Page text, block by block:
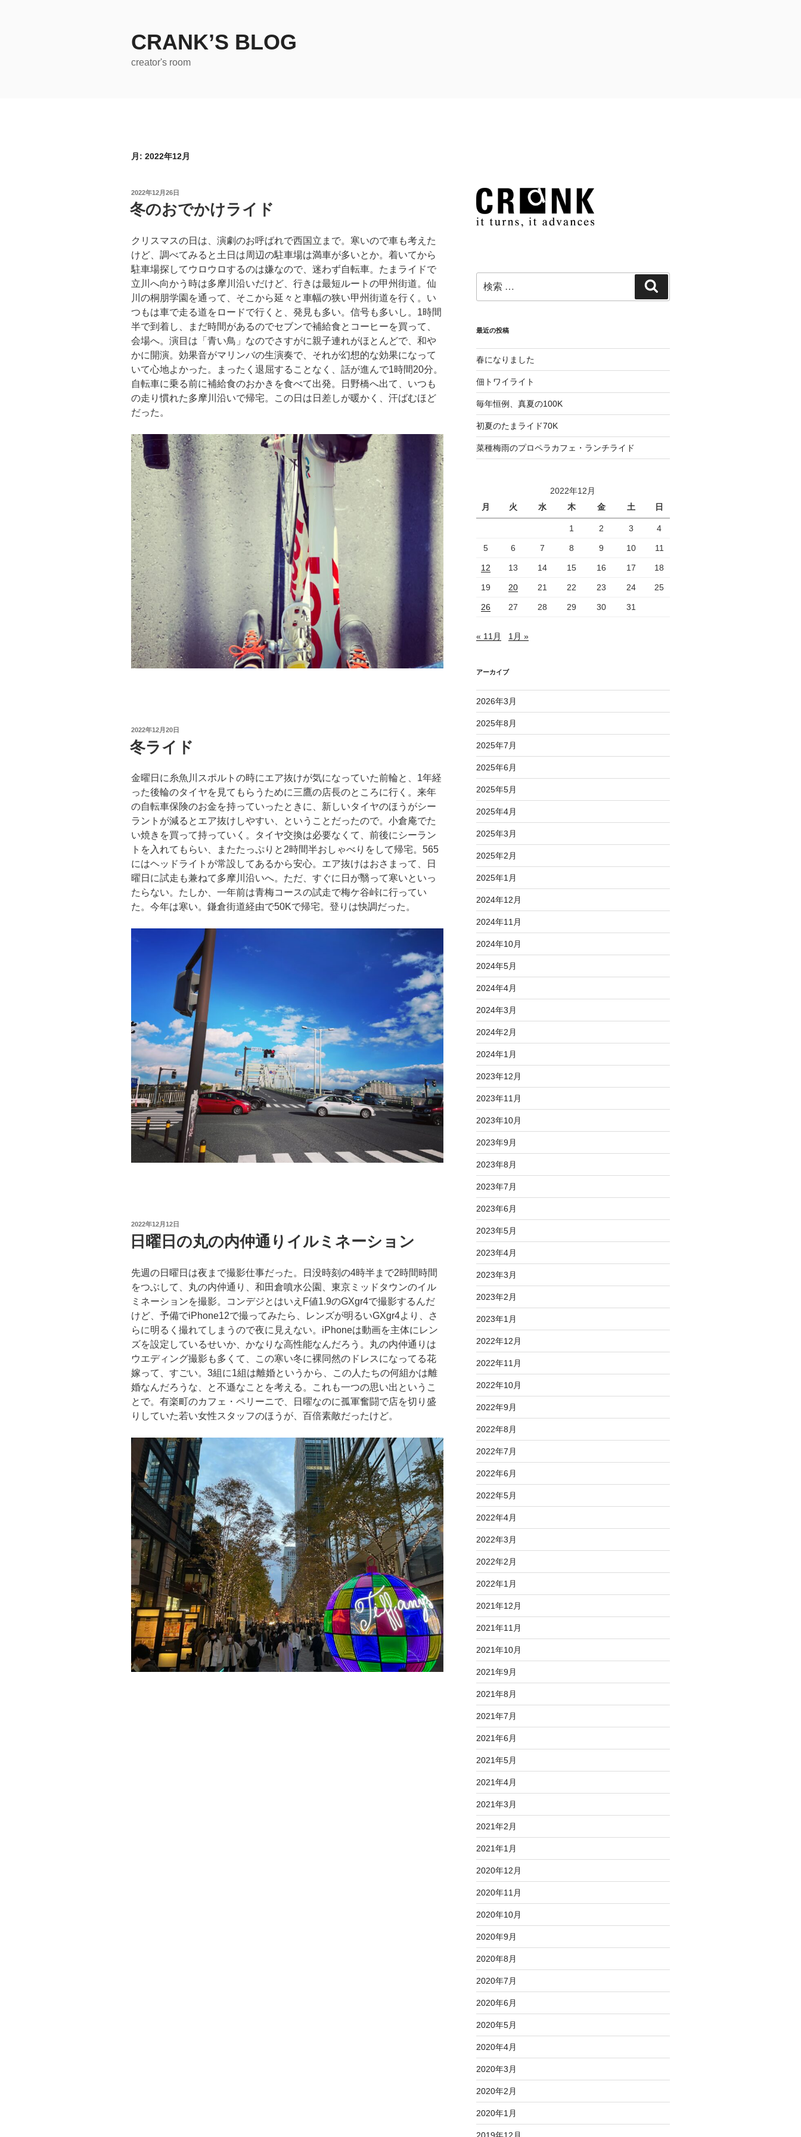
CRANK’S BLOG
creator's room
月: 2022年12月
投
稿
日:
2022年12月26日
冬のおでかけライド
クリスマスの日は、演劇のお呼ばれで西国立まで。寒いので車も考えた
けど、調べてみると土日は周辺の駐車場は満車が多いとか。着いてから
駐車場探してウロウロするのは嫌なので、迷わず自転車。たまライドで
立川へ向かう時は多摩川沿いだけど、行きは最短ルートの甲州街道。仙
川の桐朋学園を通って、そこから延々と車幅の狭い甲州街道を行く。い
つもは車で走る道をロードで行くと、発見も多い。信号も多いし。1時間
半で到着し、まだ時間があるのでセブンで補給食とコーヒーを買って、
会場へ。演目は「青い鳥」なのでさすがに親子連れがほとんどで、和や
かに開演。効果音がマリンバの生演奏で、それが幻想的な効果になって
いて心地よかった。まったく退屈することなく、話が進んで1時間20分。
自転車に乗る前に補給食のおかきを食べて出発。日野橋へ出て、いつも
の走り慣れた多摩川沿いで帰宅。この日は日差しが暖かく、汗ばむほど
だった。
投
稿
日:
2022年12月20日
冬ライド
金曜日に糸魚川スポルトの時にエア抜けが気になっていた前輪と、1年経
った後輪のタイヤを見てもらうために三鷹の店長のところに行く。来年
の自転車保険のお金を持っていったときに、新しいタイヤのほうがシー
ラントが減るとエア抜けしやすい、ということだったので。小倉庵でた
い焼きを買って持っていく。タイヤ交換は必要なくて、前後にシーラン
トを入れてもらい、またたっぷりと2時間半おしゃべりをして帰宅。565
にはヘッドライトが常設してあるから安心。エア抜けはおさまって、日
曜日に試走も兼ねて多摩川沿いへ。ただ、すぐに日が翳って寒いといっ
たらない。たしか、一年前は青梅コースの試走で梅ケ谷峠に行ってい
た。今年は寒い。鎌倉街道経由で50Kで帰宅。登りは快調だった。
投
稿
日:
2022年12月12日
日曜日の丸の内仲通りイルミネーション
先週の日曜日は夜まで撮影仕事だった。日没時刻の4時半まで2時間時間
をつぶして、丸の内仲通り、和田倉噴水公園、東京ミッドタウンのイル
ミネーションを撮影。コンデジとはいえF値1.9のGXgr4で撮影するんだ
けど、予備でiPhone12で撮ってみたら、レンズが明るいGXgr4より、さ
らに明るく撮れてしまうので夜に見えない。iPhoneは動画を主体にレン
ズを設定しているせいか、かなりな高性能なんだろう。丸の内仲通りは
ウエディング撮影も多くて、この寒い冬に裸同然のドレスになってる花
嫁って、すごい。3組に1組は離婚というから、この人たちの何組かは離
婚なんだろうな、と不遜なことを考える。これも一つの思い出というこ
とで。有楽町のカフェ・ペリーニで、日曜なのに孤軍奮闘で店を切り盛
りしていた若い女性スタッフのほうが、百倍素敵だったけど。
索:
索
最近の投稿
春になりました
佃トワイライト
毎年恒例、真夏の100K
初夏のたまライド70K
菜種梅雨のプロペラカフェ・ランチライド
2022年12月
月
火 水 木 金 土 日
1 2 3 4
5 6 7 8 9 10 11
12 13 14 15 16 17 18
19 20 21 22 23 24 25
26 27 28 29 30 31
« 11月 1月 »
アーカイブ
2026年3月
2025年8月
2025年7月
2025年6月
2025年5月
2025年4月
2025年3月
2025年2月
2025年1月
2024年12月
2024年11月
2024年10月
2024年5月
2024年4月
2024年3月
2024年2月
2024年1月
2023年12月
2023年11月
2023年10月
2023年9月
2023年8月
2023年7月
2023年6月
2023年5月
2023年4月
2023年3月
2023年2月
2023年1月
2022年12月
2022年11月
2022年10月
2022年9月
2022年8月
2022年7月
2022年6月
2022年5月
2022年4月
2022年3月
2022年2月
2022年1月
2021年12月
2021年11月
2021年10月
2021年9月
2021年8月
2021年7月
2021年6月
2021年5月
2021年4月
2021年3月
2021年2月
2021年1月
2020年12月
2020年11月
2020年10月
2020年9月
2020年8月
2020年7月
2020年6月
2020年5月
2020年4月
2020年3月
2020年2月
2020年1月